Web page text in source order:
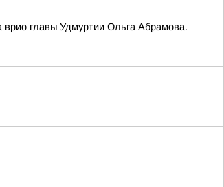
врио главы Удмуртии Ольга Абрамова.